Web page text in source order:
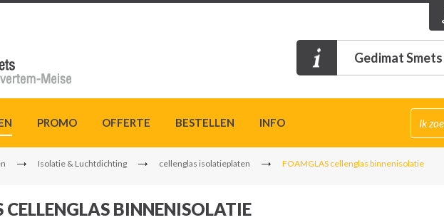
Gedimat
PROMO OFFERTE BESTELLEN INFO
Isolatie & Luchtdichting cellenglas isolatieplaten FOAMGLAS cellenglas binnenisolatie
BINNENISOLATIE